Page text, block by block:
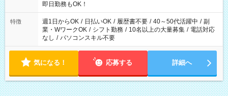
即日勤務もOK！
特徴 週1日からOK / 日払いOK / 履歴書不要 / 40～50代活躍中 / 副
業・WワークOK / シフト勤務 / 10名以上の大量募集 / 電話対応
なし / パソコンスキル不要
気になる！ 応募する 詳細へ